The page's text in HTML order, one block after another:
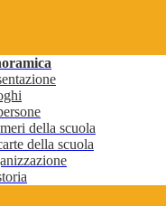
della scuola
della scuola